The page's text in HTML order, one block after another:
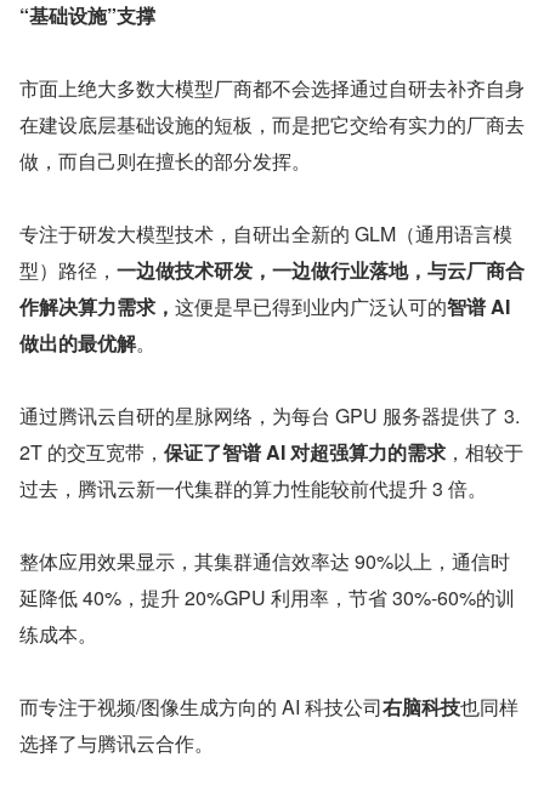
“基础设施”支撑
市面上绝大多数大模型厂商都不会选择通过自研去补齐自身
在建设底层基础设施的短板，而是把它交给有实力的厂商去
做，而自己则在擅长的部分发挥。
专注于研发大模型技术，自研出全新的 GLM（通用语言模
型）路径， 一边做技术研发，一边做行业落地，与云厂商合
作解决算力需求， 这便是早已得到业内广泛认可的智谱 AI
做出的最优解。
通过腾讯云自研的星脉网络，为每台 GPU 服务器提供了 3.
2T 的交互宽带， 保证了智谱 AI 对超强算力的需求 ，相较于
过去，腾讯云新一代集群的算力性能较前代提升 3 倍。
整体应用效果显示，其集群通信效率达 90%以上，通信时
延降低 40%，提升 20%GPU 利用率，节省 30%-60%的训
练成本。
而专注于视频/图像生成方向的 AI 科技公司右脑科技也同样
选择了与腾讯云合作。